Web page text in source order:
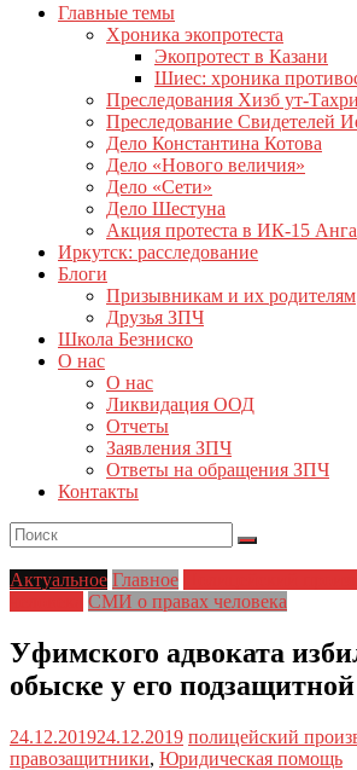
Главные темы
Хроника экопротеста
Экопротест в Казани
Шиес: хроника
Преследования Хизб ут-
Преследование Свидетелей
Дело Константина Котова
Дело «Нового величия»
Дело «Сети»
Дело Шестуна
Акция протеста в ИК-15
Иркутск: расследование
Блоги
Призывникам и их родителям
Друзья ЗПЧ
Школа Безниско
О нас
О нас
Ликвидация ООД
Отчеты
Заявления ЗПЧ
Ответы на обращения ЗПЧ
Контакты
Актуальное Главное
СМИ о правах человека
Уфимского адвоката
обыске у его подзащитной
24.12.201924.12.2019 полицейский
правозащитники, Юридическая помощь